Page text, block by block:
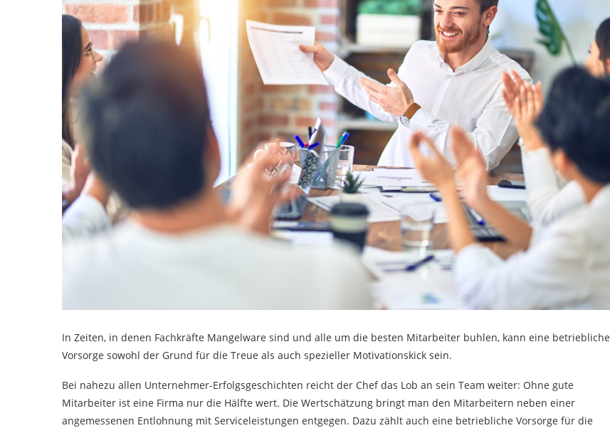
In Zeiten, in denen Fachkräfte Mangelware sind und alle um die besten Mitarbeiter buhlen, kann eine betriebliche
Vorsorge sowohl der Grund für die Treue als auch spezieller Motivationskick sein.
Bei nahezu allen Unternehmer-Erfolgsgeschichten reicht der Chef das Lob an sein Team weiter: Ohne gute
Mitarbeiter ist eine Firma nur die Hälfte wert. Die Wertschätzung bringt man den Mitarbeitern neben einer
angemessenen Entlohnung mit Serviceleistungen entgegen. Dazu zählt auch eine betriebliche Vorsorge für die